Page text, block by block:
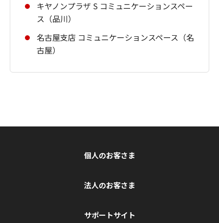
キヤノンプラザ S コミュニケーションスペー
ス（品川）
名古屋支店 コミュニケーションスペース（名
古屋）
個人のお客さま
法人のお客さま
サポートサイト